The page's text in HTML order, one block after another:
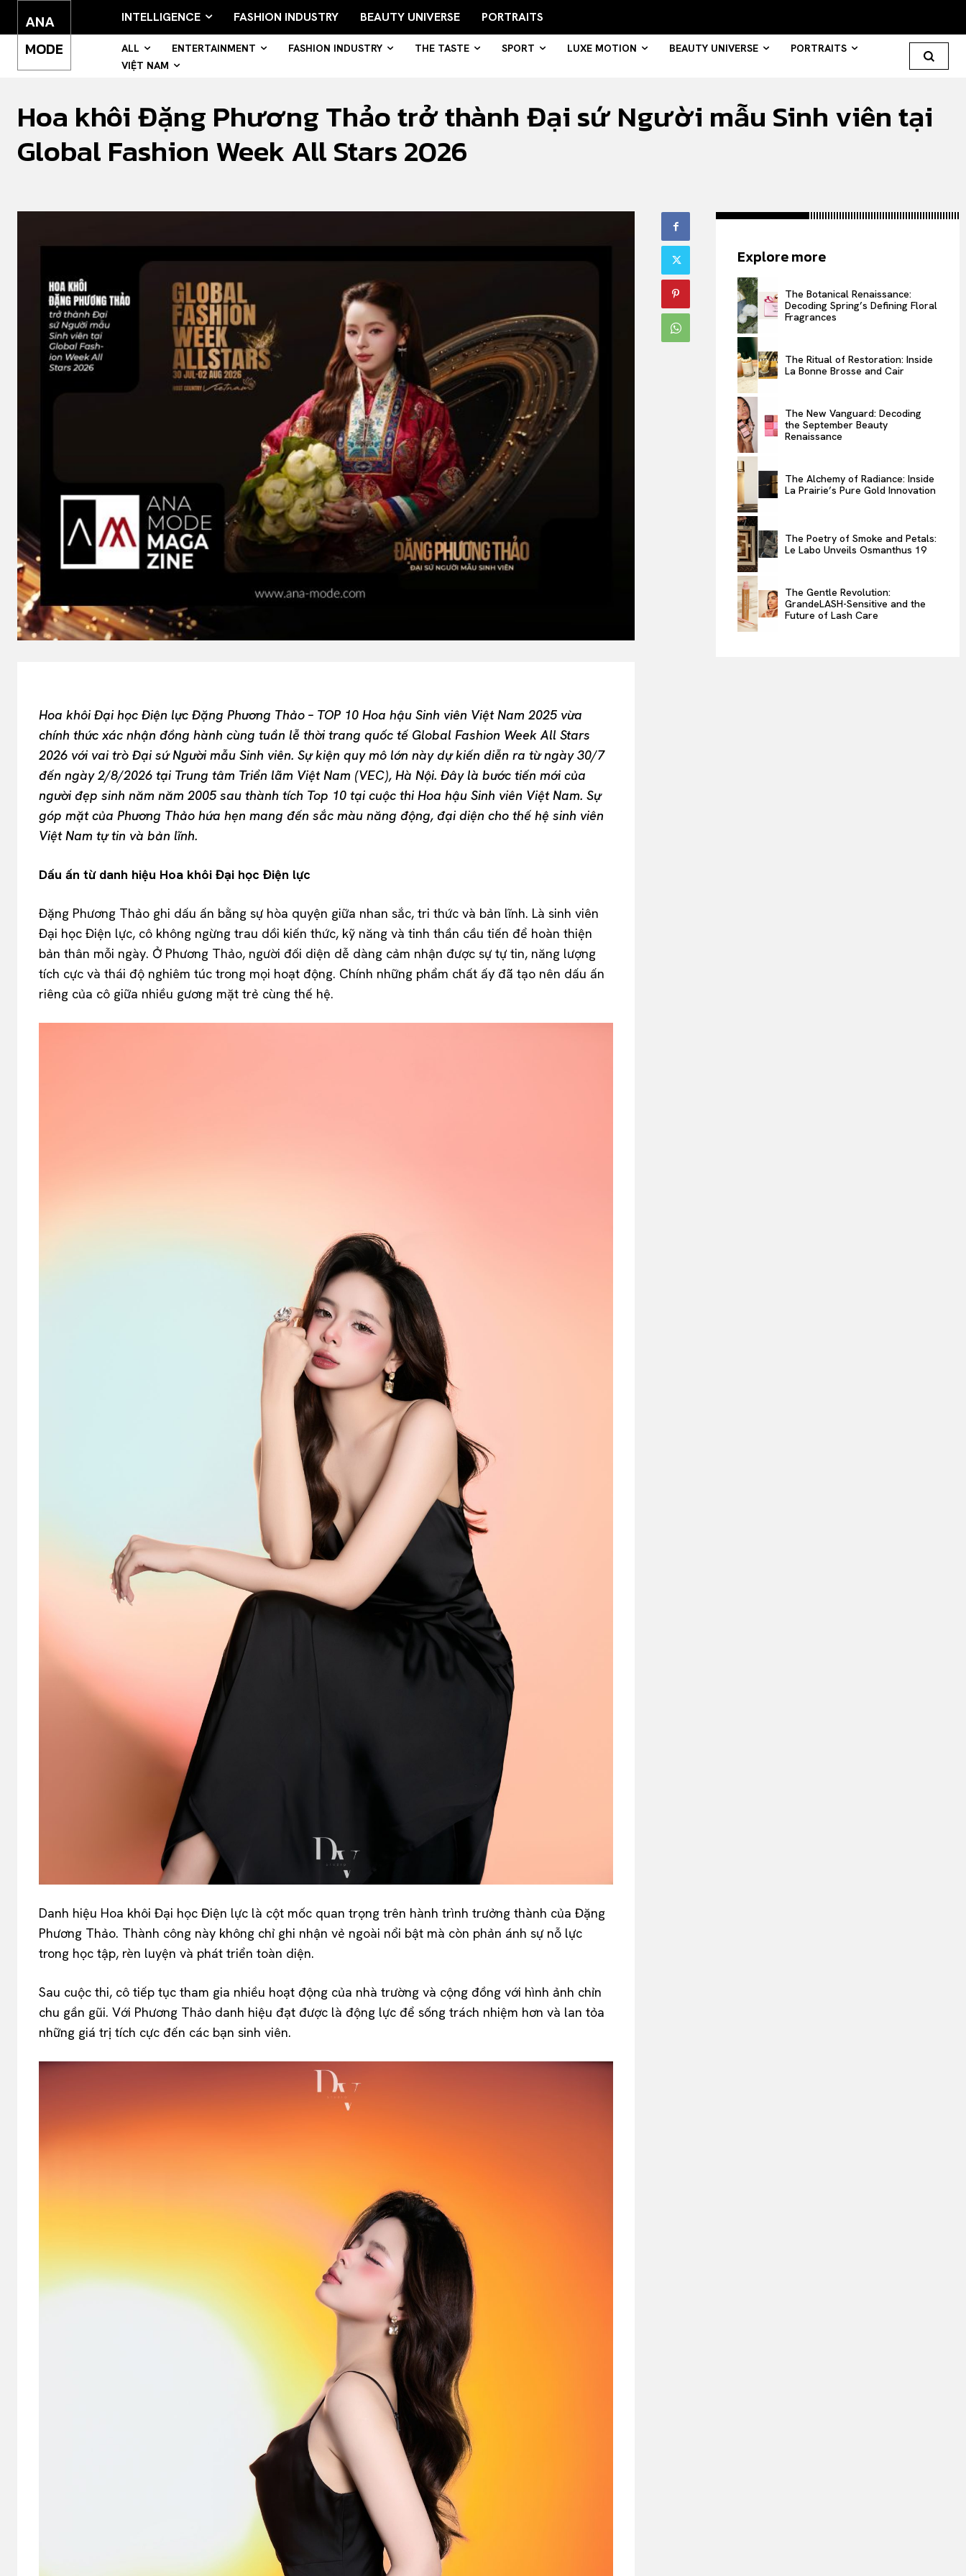
INTELLIGENCE
FASHION INDUSTRY
BEAUTY UNIVERSE
PORTRAITS
ENTERTAINMENT
THE TASTE
LUXE MOTION
VIỆT NAM
SPORT
ANA
MODE
INTELLIGENCE FASHION INDUSTRY BEAUTY UNIVERSE PORTRAITS
ALL ENTERTAINMENT FASHION INDUSTRY THE TASTE SPORT LUXE MOTION BEAUTY UNIVERSE
PORTRAITS
VIỆT NAM
Hoa khôi Đặng Phương Thảo trở thành Đại sứ Người mẫu Sinh viên tại
Global Fashion Week All Stars 2026
Hoa khôi Đại học Điện lực Đặng Phương Thảo – TOP 10 Hoa hậu Sinh viên Việt Nam 2025 vừa
chính thức xác nhận đồng hành cùng tuần lễ thời trang quốc tế Global Fashion Week All Stars
2026 với vai trò Đại sứ Người mẫu Sinh viên. Sự kiện quy mô lớn này dự kiến diễn ra từ ngày 30/7
đến ngày 2/8/2026 tại Trung tâm Triển lãm Việt Nam (VEC), Hà Nội. Đây là bước tiến mới của
người đẹp sinh năm năm 2005 sau thành tích Top 10 tại cuộc thi Hoa hậu Sinh viên Việt Nam. Sự
góp mặt của Phương Thảo hứa hẹn mang đến sắc màu năng động, đại diện cho thế hệ sinh viên
Việt Nam tự tin và bản lĩnh.
Dấu ấn từ danh hiệu Hoa khôi Đại học Điện lực
Đặng Phương Thảo ghi dấu ấn bằng sự hòa quyện giữa nhan sắc, tri thức và bản lĩnh. Là sinh viên
Đại học Điện lực, cô không ngừng trau dồi kiến thức, kỹ năng và tinh thần cầu tiến để hoàn thiện
bản thân mỗi ngày. Ở Phương Thảo, người đối diện dễ dàng cảm nhận được sự tự tin, năng lượng
tích cực và thái độ nghiêm túc trong mọi hoạt động. Chính những phẩm chất ấy đã tạo nên dấu ấn
riêng của cô giữa nhiều gương mặt trẻ cùng thế hệ.
Danh hiệu Hoa khôi Đại học Điện lực là cột mốc quan trọng trên hành trình trưởng thành của Đặng
Phương Thảo. Thành công này không chỉ ghi nhận vẻ ngoài nổi bật mà còn phản ánh sự nỗ lực
trong học tập, rèn luyện và phát triển toàn diện.
Sau cuộc thi, cô tiếp tục tham gia nhiều hoạt động của nhà trường và cộng đồng với hình ảnh chỉn
chu gần gũi. Với Phương Thảo danh hiệu đạt được là động lực để sống trách nhiệm hơn và lan tỏa
những giá trị tích cực đến các bạn sinh viên.
Explore more
The Botanical Renaissance:
Decoding Spring’s Defining Floral
Fragrances
The Ritual of Restoration: Inside
La Bonne Brosse and Cair
The New Vanguard: Decoding
the September Beauty
Renaissance
The Alchemy of Radiance: Inside
La Prairie’s Pure Gold Innovation
The Poetry of Smoke and Petals:
Le Labo Unveils Osmanthus 19
The Gentle Revolution:
GrandeLASH-Sensitive and the
Future of Lash Care